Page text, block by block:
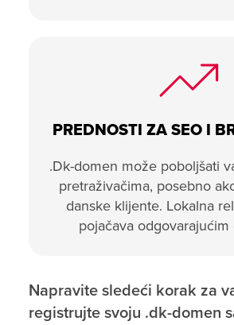
PREDNOSTI ZA SEO I
.Dk-domen može poboljšati
pretraživačima, posebno
danske klijente. Lokalna
pojačava
Napravite sledeći korak za
registrujte svoju .dk-domen